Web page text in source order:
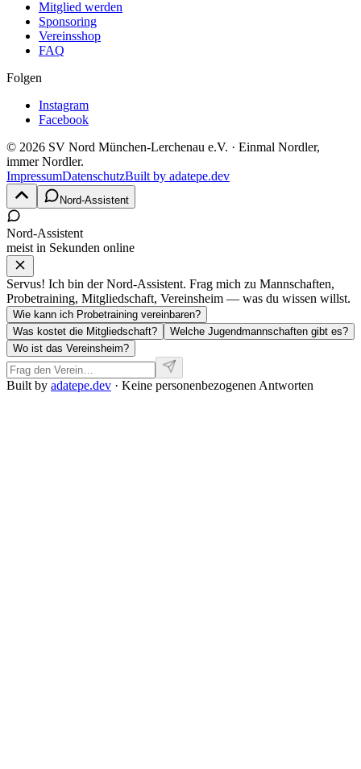
Mitglied werden
Sponsoring
Vereinsshop
FAQ
Folgen
Instagram
Facebook
© 2026 SV Nord München-Lerchenau e.V. · Einmal Nordler,
immer Nordler.
ImpressumDatenschutzBuilt by adatepe.dev
Nord-Assistent
Nord-Assistent
meist in Sekunden online
Servus! Ich bin der Nord-Assistent. Frag mich zu Mannschaften,
Probetraining, Mitgliedschaft, Vereinsheim — was du wissen willst.
Wie kann ich Probetraining vereinbaren?
Was kostet die Mitgliedschaft?
Welche Jugendmannschaften gibt es?
Wo ist das Vereinsheim?
Built by adatepe.dev · Keine personenbezogenen Antworten